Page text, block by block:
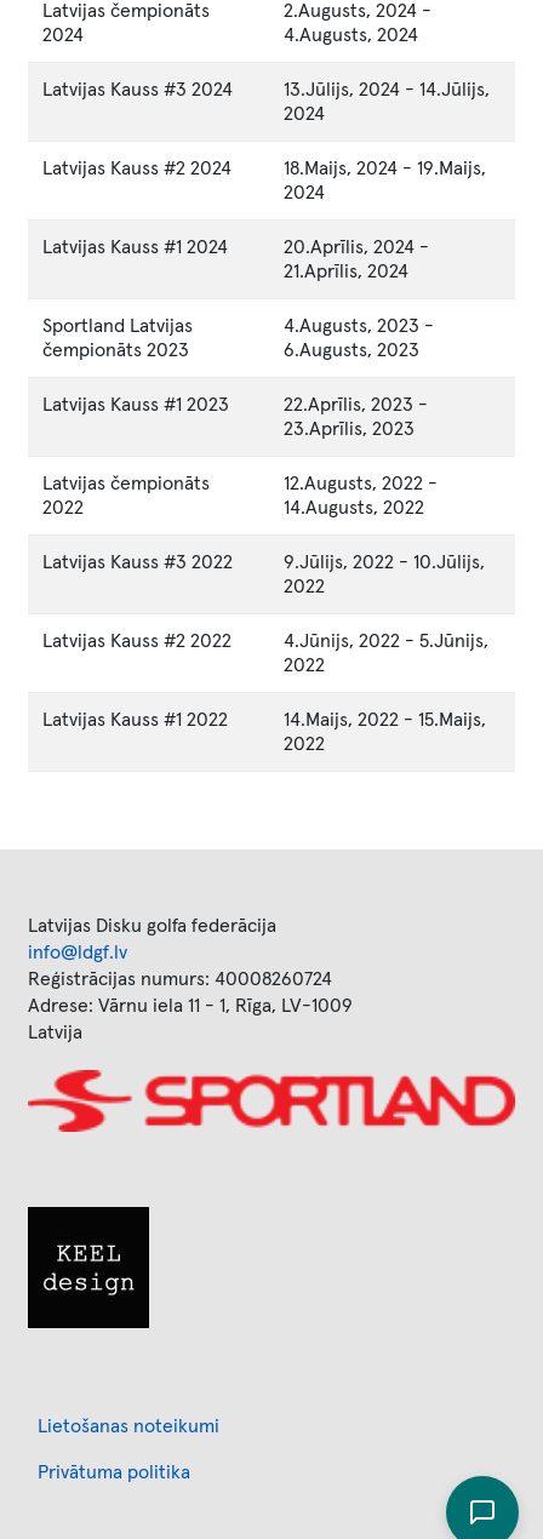
Latvijas čempionāts
2024
2.Augusts, 2024 -
4.Augusts, 2024
Latvijas Kauss #3 2024 13.Jūlijs, 2024 - 14.Jūlijs,
2024
Latvijas Kauss #2 2024 18.Maijs, 2024 - 19.Maijs,
2024
Latvijas Kauss #1 2024 20.Aprīlis, 2024 -
21.Aprīlis, 2024
Sportland Latvijas
čempionāts 2023
4.Augusts, 2023 -
6.Augusts, 2023
Latvijas Kauss #1 2023 22.Aprīlis, 2023 -
23.Aprīlis, 2023
Latvijas čempionāts
2022
12.Augusts, 2022 -
14.Augusts, 2022
Latvijas Kauss #3 2022 9.Jūlijs, 2022 - 10.Jūlijs,
2022
Latvijas Kauss #2 2022 4.Jūnijs, 2022 - 5.Jūnijs,
2022
Latvijas Kauss #1 2022 14.Maijs, 2022 - 15.Maijs,
2022
Latvijas Disku golfa federācija
info@ldgf.lv
Reģistrācijas numurs: 40008260724
Adrese: Vārnu iela 11 - 1, Rīga, LV-1009
Latvija
Image
Lietošanas noteikumi
Privātuma politika